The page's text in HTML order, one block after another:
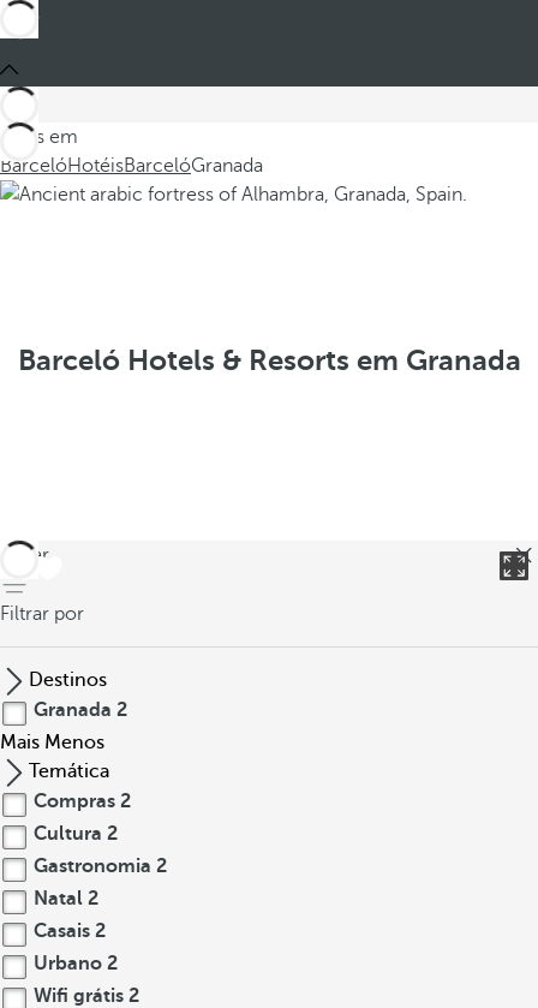
Estes em
BarcelóHotéisBarcelóGranada
Barceló Hotels & Resorts em Granada
voltar
Filtrar por
Destinos
Granada 2
Mais Menos
Temática
Compras 2
Cultura 2
Gastronomia 2
Natal 2
Casais 2
Urbano 2
Wifi grátis 2